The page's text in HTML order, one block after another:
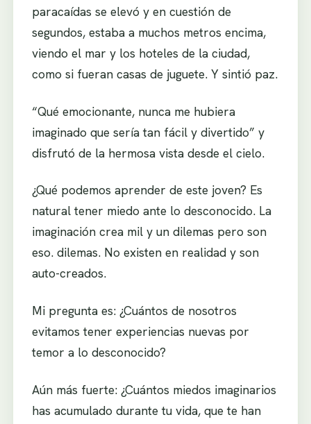
paracaídas se elevó y en cuestión de
segundos, estaba a muchos metros encima,
viendo el mar y los hoteles de la ciudad,
como si fueran casas de juguete. Y sintió paz.
“Qué emocionante, nunca me hubiera
imaginado que sería tan fácil y divertido” y
disfrutó de la hermosa vista desde el cielo.
¿Qué podemos aprender de este joven? Es
natural tener miedo ante lo desconocido. La
imaginación crea mil y un dilemas pero son
eso. dilemas. No existen en realidad y son
auto-creados.
Mi pregunta es: ¿Cuántos de nosotros
evitamos tener experiencias nuevas por
temor a lo desconocido?
Aún más fuerte: ¿Cuántos miedos imaginarios
has acumulado durante tu vida, que te han